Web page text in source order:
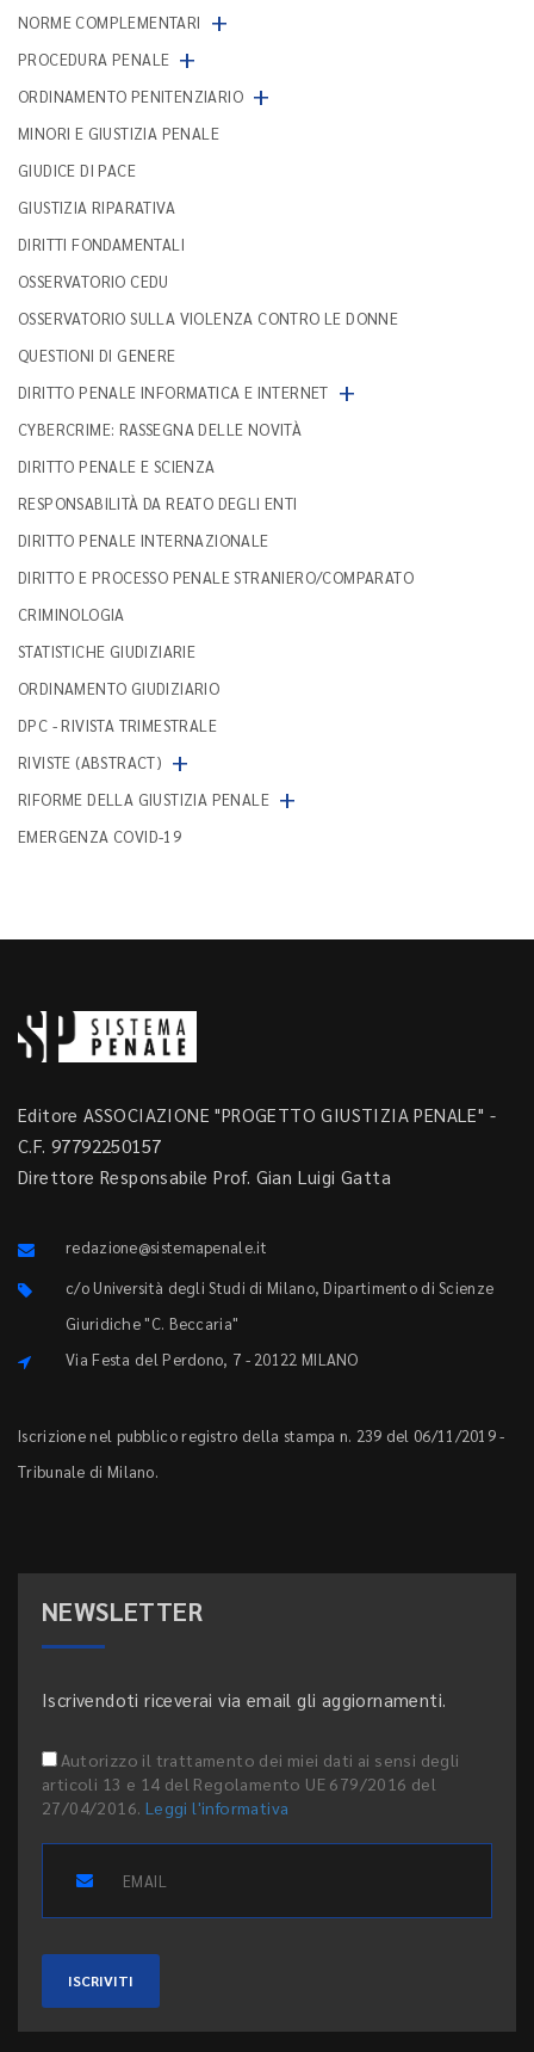
NORME COMPLEMENTARI
+
PROCEDURA PENALE +
ORDINAMENTO PENITENZIARIO +
MINORI E GIUSTIZIA PENALE
GIUDICE DI PACE
GIUSTIZIA RIPARATIVA
DIRITTI FONDAMENTALI
OSSERVATORIO CEDU
OSSERVATORIO SULLA VIOLENZA CONTRO LE DONNE
QUESTIONI DI GENERE
DIRITTO PENALE INFORMATICA E INTERNET +
CYBERCRIME: RASSEGNA DELLE NOVITÀ
DIRITTO PENALE E SCIENZA
RESPONSABILITÀ DA REATO DEGLI ENTI
DIRITTO PENALE INTERNAZIONALE
DIRITTO E PROCESSO PENALE STRANIERO/COMPARATO
CRIMINOLOGIA
STATISTICHE GIUDIZIARIE
ORDINAMENTO GIUDIZIARIO
DPC - RIVISTA TRIMESTRALE
RIVISTE (ABSTRACT) +
RIFORME DELLA GIUSTIZIA PENALE +
EMERGENZA COVID-19
Editore ASSOCIAZIONE "PROGETTO GIUSTIZIA PENALE" -
C.F. 97792250157
Direttore Responsabile Prof. Gian Luigi Gatta
redazione@sistemapenale.it
c/o Università degli Studi di Milano, Dipartimento di Scienze
Giuridiche "C. Beccaria"
Via Festa del Perdono, 7 - 20122 MILANO
Iscrizione nel pubblico registro della stampa n. 239 del 06/11/2019 -
Tribunale di Milano.
NEWSLETTER
Iscrivendoti riceverai via email gli aggiornamenti.
Autorizzo il trattamento dei miei dati ai sensi degli
articoli 13 e 14 del Regolamento UE 679/2016 del
27/04/2016. Leggi l'informativa
ISCRIVITI